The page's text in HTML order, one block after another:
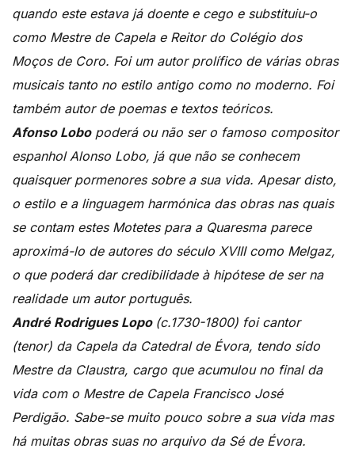
quando este estava já doente e cego e substituiu-o
como Mestre de Capela e Reitor do Colégio dos
Moços de Coro. Foi um autor prolífico de várias obras
musicais tanto no estilo antigo como no moderno. Foi
também autor de poemas e textos teóricos.
Afonso Lobopoderá ou não ser o famoso compositor
espanhol Alonso Lobo, já que não se conhecem
quaisquer pormenores sobre a sua vida. Apesar disto,
o estilo e a linguagem harmónica das obras nas quais
se contam estes Motetes para a Quaresma parece
aproximá-lo de autores do século XVIII como Melgaz,
o que poderá dar credibilidade à hipótese de ser na
realidade um autor português.
André Rodrigues Lopo (c.1730-1800) foi cantor
(tenor) da Capela da Catedral de Évora, tendo sido
Mestre da Claustra, cargo que acumulou no final da
vida com o Mestre de Capela Francisco José
Perdigão. Sabe-se muito pouco sobre a sua vida mas
há muitas obras suas no arquivo da Sé de Évora.